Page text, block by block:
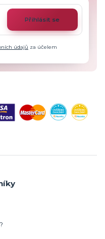
Přihlásit se
údajů za účelem